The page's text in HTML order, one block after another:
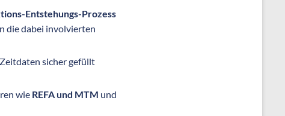
Entstehungs-Prozess
die dabei involvierten
sicher gefüllt
wie REFA und MTM und